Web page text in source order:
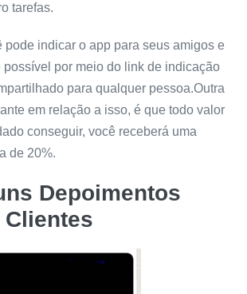
tarefas.
pode indicar o app para seus amigos e
possível por meio do link de indicação
para qualquer pessoa.Outra
em relação a isso, é que todo valor
conseguir, você receberá uma
de 20%.
Depoimentos
Clientes